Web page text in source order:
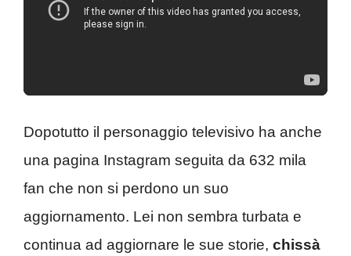
Dopotutto il personaggio televisivo ha anche
una pagina Instagram seguita da 632 mila
fan che non si perdono un suo
aggiornamento. Lei non sembra turbata e
continua ad aggiornare le sue storie, chissà